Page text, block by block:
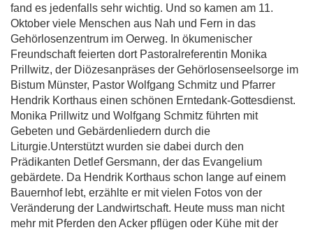
fand es jedenfalls sehr wichtig. Und so kamen am 11.
Oktober viele Menschen aus Nah und Fern in das
Gehörlosenzentrum im Oerweg. In ökumenischer
Freundschaft feierten dort Pastoralreferentin Monika
Prillwitz, der Diözesanpräses der Gehörlosenseelsorge im
Bistum Münster, Pastor Wolfgang Schmitz und Pfarrer
Hendrik Korthaus einen schönen Erntedank-Gottesdienst.
Monika Prillwitz und Wolfgang Schmitz führten mit
Gebeten und Gebärdenliedern durch die
Liturgie.Unterstützt wurden sie dabei durch den
Prädikanten Detlef Gersmann, der das Evangelium
gebärdete. Da Hendrik Korthaus schon lange auf einem
Bauernhof lebt, erzählte er mit vielen Fotos von der
Veränderung der Landwirtschaft. Heute muss man nicht
mehr mit Pferden den Acker pflügen oder Kühe mit der